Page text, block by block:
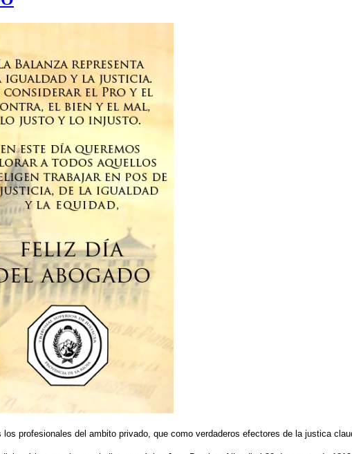
profesionales del ambito privado, que como verdaderos efectores de la justica